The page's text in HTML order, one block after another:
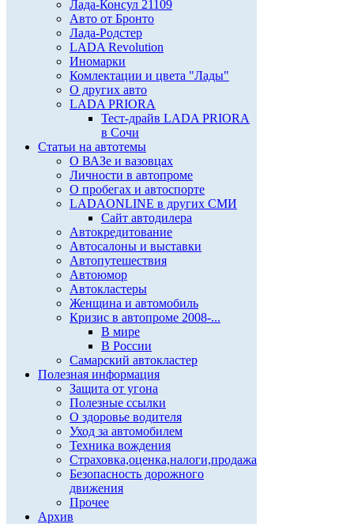
Лада-Консул 21109
Авто от Бронто
Лада-Родстер
LADA Revolution
Иномарки
Комлектации и цвета "Лады"
О других авто
LADA PRIORA
Тест-драйв LADA PRIORA
в Сочи
Статьи на автотемы
О ВАЗе и вазовцах
Личности в автопроме
О пробегах и автоспорте
LADAONLINE в других СМИ
Сайт автодилера
Автокредитование
Автосалоны и выставки
Автопутешествия
Автоюмор
Автокластеры
Женщина и автомобиль
Кризис в автопроме 2008-...
В мире
В России
Самарский автокластер
Полезная информация
Защита от угона
Полезные ссылки
О здоровье водителя
Уход за автомобилем
Техника вождения
Страховка,оценка,налоги,продажа
Безопасность дорожного
движения
Прочее
Архив